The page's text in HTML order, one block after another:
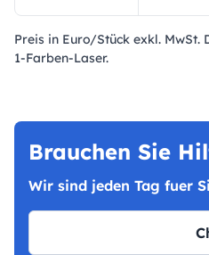
Preis in Euro/Stück exkl. MwSt.
1-Farben-Laser.
Brauchen Sie
Wir sind jeden Tag fuer